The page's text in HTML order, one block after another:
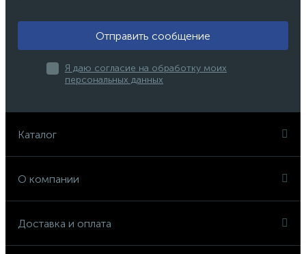
Отправить сообщение
Я даю согласие на обработку моих
персональных данных
Каталог
О компании
Доставка и оплата